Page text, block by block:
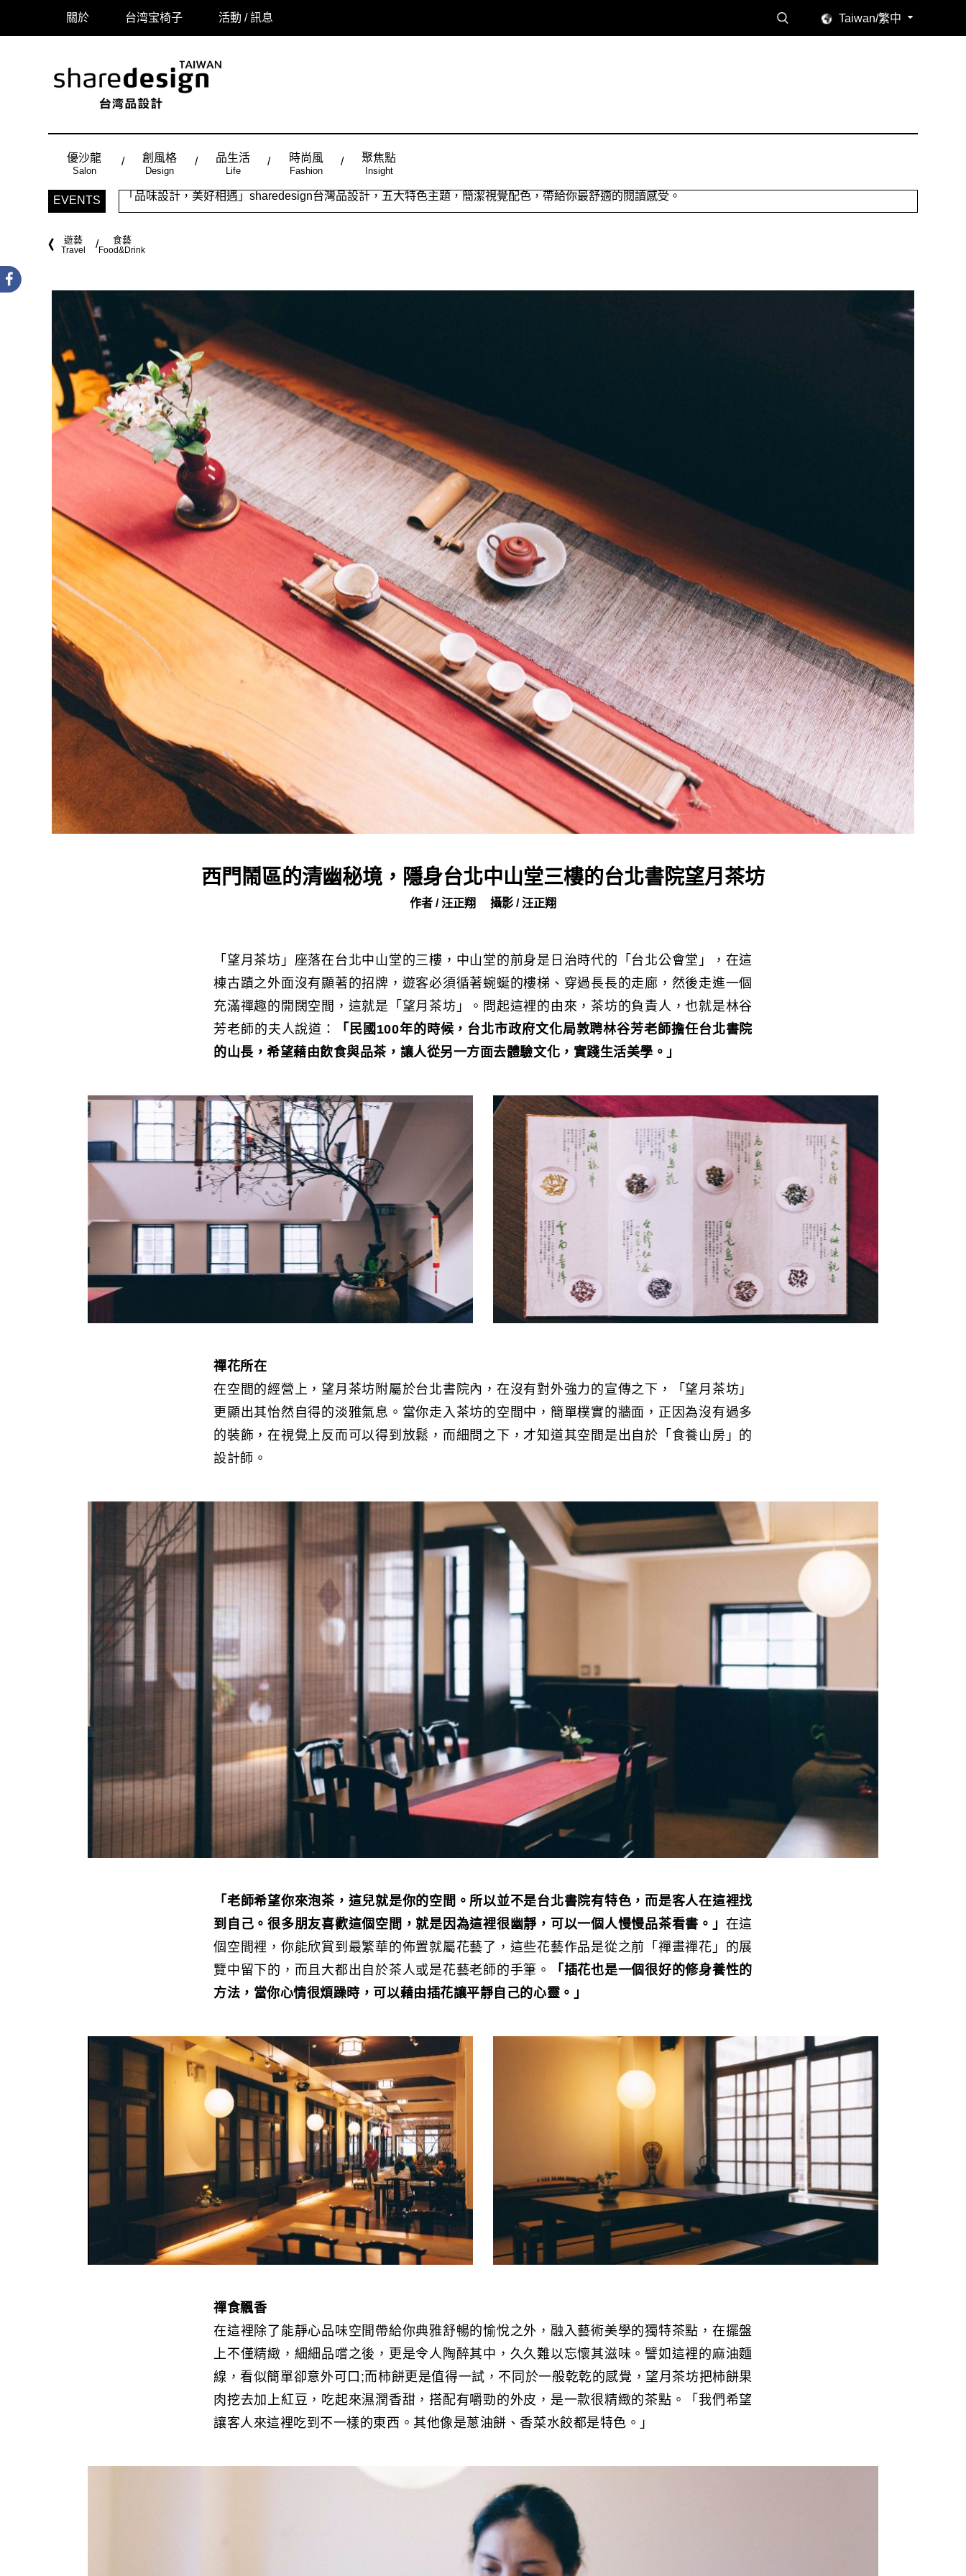
Taiwan/繁中
關於 台湾宝椅子 活動 / 訊息
優沙龍
Salon
創風格
Design
品生活
Life
時尚風
Fashion
聚焦點
Insight
EVENTS
時尚風：Made in Taiwan， 從台灣原創時尚，領略潮流趨勢，體現個人穿搭品味。
遊藝
Travel
食藝
Food&Drink
西門鬧區的清幽秘境，隱身台北中山堂三樓的台北書院望月茶坊
作者 / 汪正翔 攝影 / 汪正翔
「望月茶坊」座落在台北中山堂的三樓，中山堂的前身是日治時代的「台北公會堂」，在這
棟古蹟之外面沒有顯著的招牌，遊客必須循著蜿蜒的樓梯、穿過長長的走廊，然後走進一個
充滿禪趣的開闊空間，這就是「望月茶坊」。問起這裡的由來，茶坊的負責人，也就是林谷
芳老師的夫人說道：
「民國100年的時候，台北市政府文化局敦聘林谷芳老師擔任台北書院
的山長，希望藉由飲食與品茶，讓人從另一方面去體驗文化，實踐生活美學。」
禪花所在
在空間的經營上，望月茶坊附屬於台北書院內，在沒有對外強力的宣傳之下，「望月茶坊」
更顯出其怡然自得的淡雅氣息。當你走入茶坊的空間中，簡單樸實的牆面，正因為沒有過多
的裝飾，在視覺上反而可以得到放鬆，而細問之下，才知道其空間是出自於「食養山房」的
設計師。
「老師希望你來泡茶，這兒就是你的空間。所以並不是台北書院有特色，而是客人在這裡找
到自己。很多朋友喜歡這個空間，就是因為這裡很幽靜，可以一個人慢慢品茶看書。」 在這
個空間裡，你能欣賞到最繁華的佈置就屬花藝了，這些花藝作品是從之前「禪畫禪花」的展
覽中留下的，而且大都出自於茶人或是花藝老師的手筆。
「插花也是一個很好的修身養性的
方法，當你心情很煩躁時，可以藉由插花讓平靜自己的心靈。」
禪食飄香
在這裡除了能靜心品味空間帶給你典雅舒暢的愉悅之外，融入藝術美學的獨特茶點，在擺盤
上不僅精緻，細細品嚐之後，更是令人陶醉其中，久久難以忘懷其滋味。譬如這裡的麻油麵
線，看似簡單卻意外可口;而柿餅更是值得一試，不同於一般乾乾的感覺，望月茶坊把柿餅果
肉挖去加上紅豆，吃起來濕潤香甜，搭配有嚼勁的外皮，是一款很精緻的茶點。「我們希望
讓客人來這裡吃到不一樣的東西。其他像是蔥油餅、香菜水餃都是特色。」